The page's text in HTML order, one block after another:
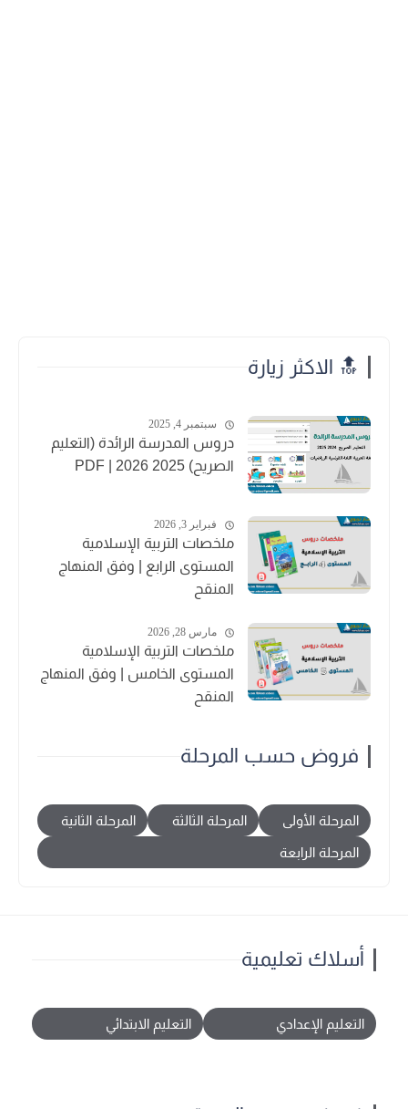
🔝 الاكثر زيارة
سبتمبر 4, 2025
دروس المدرسة الرائدة (التعليم
الصريح) 2025 2026 | PDF
فبراير 3, 2026
ملخصات التربية الإسلامية
المستوى الرابع | وفق المنهاج
المنقح
مارس 28, 2026
ملخصات التربية الإسلامية
المستوى الخامس | وفق المنهاج
المنقح
فروض حسب المرحلة
المرحلة الأولى المرحلة الثالثة المرحلة الثانية
المرحلة الرابعة
أسلاك تعليمية
التعليم الإعدادي التعليم الابتدائي